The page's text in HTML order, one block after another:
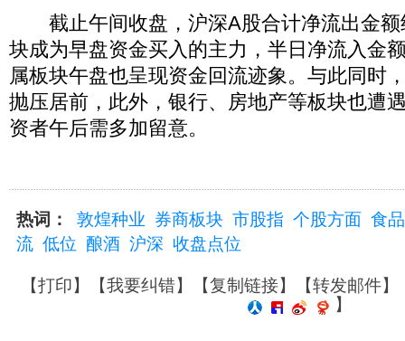
截止午间收盘，沪深A股合计净流出金额
块成为早盘资金买入的主力，半日净流入金
属板块午盘也呈现资金回流迹象。与此同时
抛压居前，此外，银行、房地产等板块也遭
资者午后需多加留意。
热词： 敦煌种业 券商板块 市股指 个股方面 食
流 低位 酿酒 沪深 收盘点位
【打印】【我要纠错】【复制链接】【转发邮件】
】